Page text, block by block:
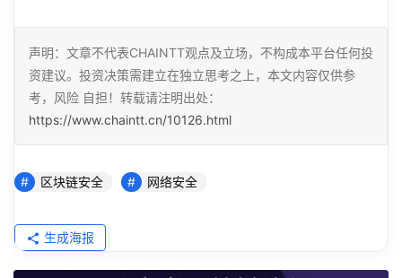
声明：文章不代表CHAINTT观点及立场，不构成本平台任何投
资建议。投资决策需建立在独立思考之上，本文内容仅供参
考，风险 自担！转载请注明出处：
https://www.chaintt.cn/10126.html
区块链安全 网络安全
生成海报